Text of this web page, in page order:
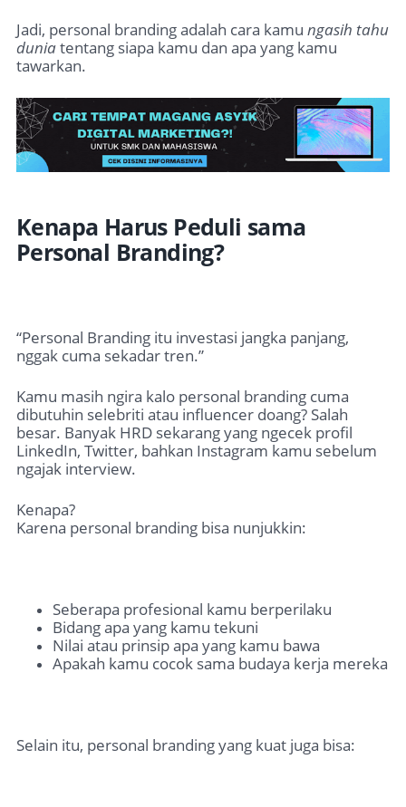
Jadi, personal branding adalah cara kamu ngasih tahu
duniatentang siapa kamu dan apa yang kamu
tawarkan.
Kenapa Harus Peduli sama
Personal Branding?
“Personal Branding itu investasi jangka panjang,
nggak cuma sekadar tren.”
Kamu masih ngira kalo personal branding cuma
dibutuhin selebriti atau influencer doang? Salah
besar. Banyak HRD sekarang yang ngecek profil
LinkedIn, Twitter, bahkan Instagram kamu sebelum
ngajak interview.
Kenapa?
Karena personal branding bisa nunjukkin:
Seberapa profesional kamu berperilaku
Bidang apa yang kamu tekuni
Nilai atau prinsip apa yang kamu bawa
Apakah kamu cocok sama budaya kerja mereka
Selain itu, personal branding yang kuat juga bisa: